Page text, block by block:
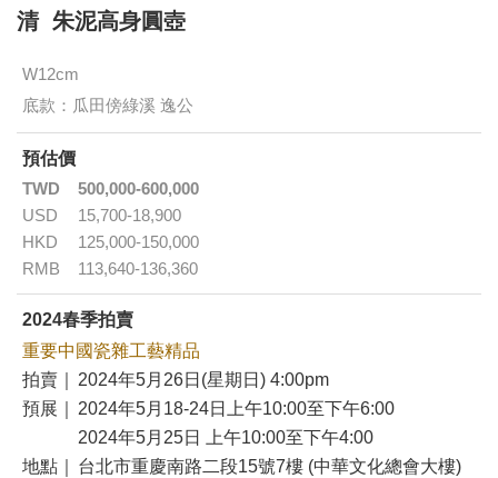
清 朱泥高身圓壺
W12cm
底款：瓜田傍綠溪 逸公
預估價
TWD
500,000-600,000
USD
15,700-18,900
HKD
125,000-150,000
RMB
113,640-136,360
2024春季拍賣
重要中國瓷雜工藝精品
拍賣｜
2024年5月26日(星期日) 4:00pm
預展｜
2024年5月18-24日上午10:00至下午6:00
2024年5月25日 上午10:00至下午4:00
地點｜
台北市重慶南路二段15號7樓 (中華文化總會大樓)